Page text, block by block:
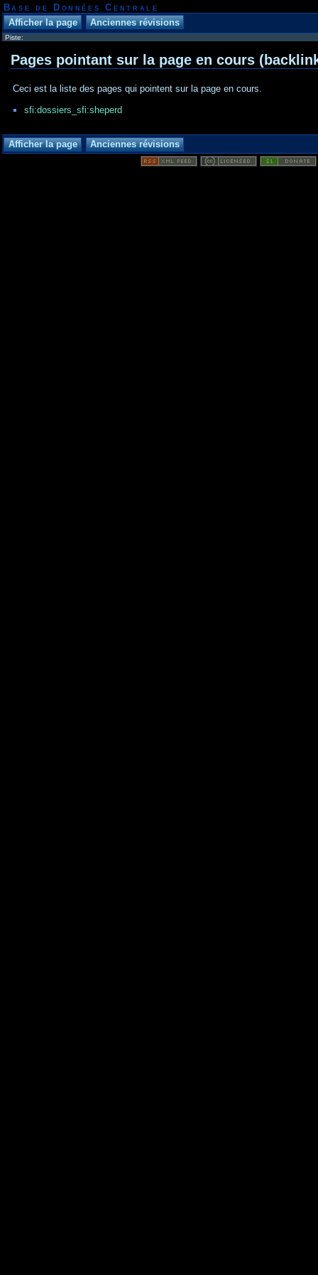
Base de Données Centrale
Piste:
Pages pointant sur la page en cours
Ceci est la liste des pages qui pointent sur la page en cours.
sfi:dossiers_sfi:sheperd